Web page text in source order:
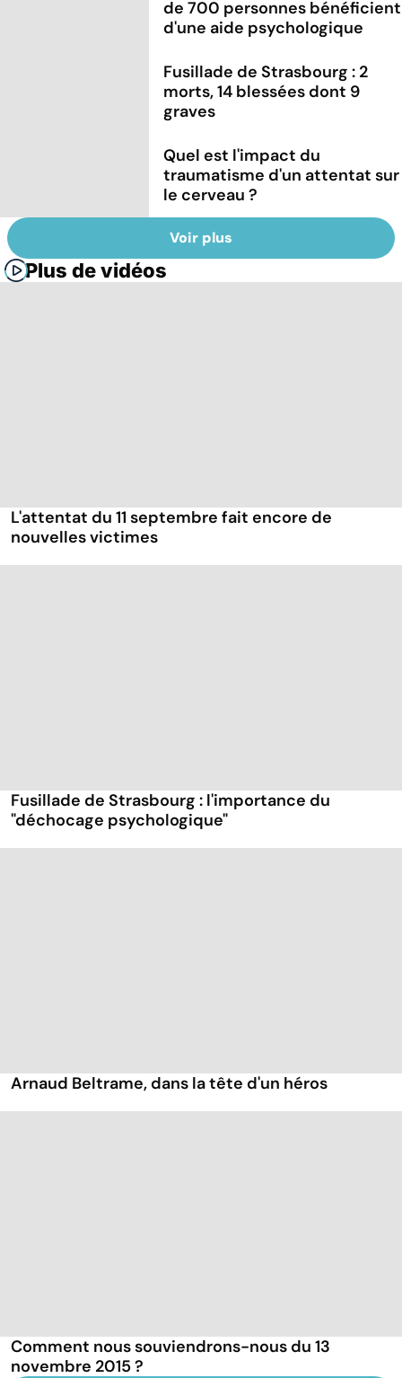
de 700 personnes bénéficient
d'une aide psychologique
Fusillade de Strasbourg : 2
morts, 14 blessées dont 9
graves
Quel est l'impact du
traumatisme d'un attentat sur
le cerveau ?
Voir plus
Plus de vidéos
L'attentat du 11 septembre fait encore de
nouvelles victimes
Fusillade de Strasbourg : l'importance du
"déchocage psychologique"
Arnaud Beltrame, dans la tête d'un héros
Comment nous souviendrons-nous du 13
novembre 2015 ?